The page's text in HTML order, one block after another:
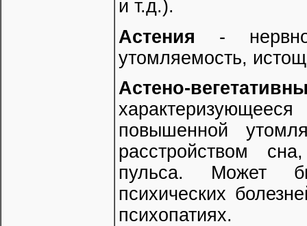
и т.д.).
Астения - нервно-
утомляемость,
Астено-
повышенной
расстройством
пульса. Может
психических
психопатиях.